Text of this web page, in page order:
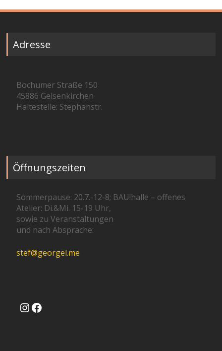
Adresse
Bochumer Straße 150
45886 Gelsenkirchen
Haltestelle: Stephanstr.
Öffnungszeiten
Sommerpause: 20.7.-12-8; BAU!halle – offenes
Atelier: Di.&Mi. 15-19 Uhr,
sowie zu Veranstaltungen
und nach Absprache:
stef@georgel.me
Instagram
Facebook